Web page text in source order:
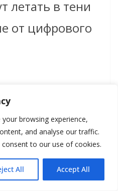
browsing experience,
and analyse our traffic.
to our use of cookies.
All Accept All
летать в тени
от цифрового
спор
стороны —
смотреть в
—